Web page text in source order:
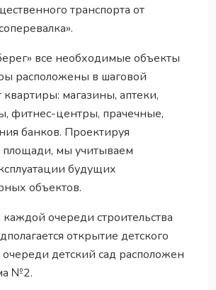
транспорта от
все необходимые объекты
расположены в шаговой
квартиры: магазины, аптеки,
фитнес-центры, прачечные,
банков. Проектируя
мы учитываем
будущих
объектов.
очереди строительства
открытие детского
детский сад расположен
№2.